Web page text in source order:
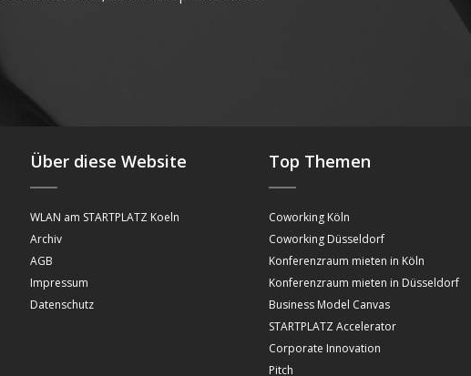
Über diese Website
WLAN am STARTPLATZ Koeln
Archiv
AGB
Impressum
Datenschutz
Top Themen
Coworking Köln
Coworking Düsseldorf
Konferenzraum mieten in Köln
Konferenzraum mieten in Düsseldorf
Business Model Canvas
STARTPLATZ Accelerator
Corporate Innovation
Pitch